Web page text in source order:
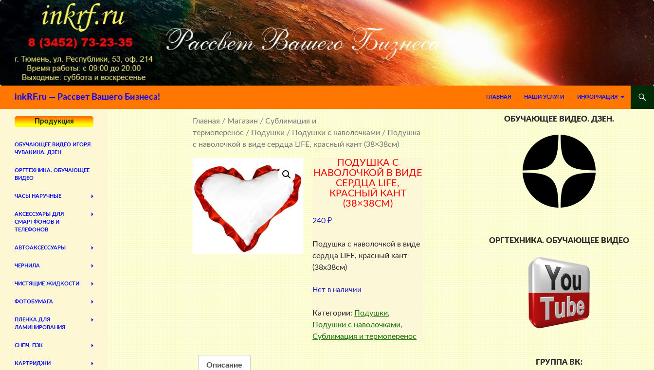
inkRF.ru — Рассвет Вашего Бизнеса!
ГЛАВНАЯ
НАШИ УСЛУГИ ИНФОРМАЦИЯ
Главная/Магазин/Сублимация и
термоперенос/Подушки/Подушки с наволочками/ Подушка
с наволочкой в виде сердца LIFE, красный кант (38×38см)
ПОДУШКА С
НАВОЛОЧКОЙ В ВИДЕ
СЕРДЦА LIFE,
КРАСНЫЙ КАНТ
(38×38СМ)
240₽
Подушка с наволочкой в виде
сердца LIFE, красный кант
(38х38см)
Нет в наличии
Категории: Подушки,
Подушки с наволочками,
Сублимация и термоперенос
Описание
ОБУЧАЮЩЕЕ ВИДЕО. ДЗЕН.
ОРГТЕХНИКА. ОБУЧАЮЩЕЕ ВИДЕО
ГРУППА ВК:
Продукция
ОБУЧАЮЩЕЕ ВИДЕО ИГОРЯ
ЧУВАКИНА. ДЗЕН
ОРГТЕХНИКА. ОБУЧАЮЩЕЕ
ВИДЕО
ЧАСЫ НАРУЧНЫЕ
АКСЕССУАРЫ ДЛЯ
СМАРТФОНОВ И
ТЕЛЕФОНОВ
АВТОАКСЕССУАРЫ
ЧЕРНИЛА
ЧИСТЯЩИЕ ЖИДКОСТИ
ФОТОБУМАГА
ПЛЕНКА ДЛЯ
ЛАМИНИРОВАНИЯ
СНПЧ, ПЗК
КАРТРИДЖИ